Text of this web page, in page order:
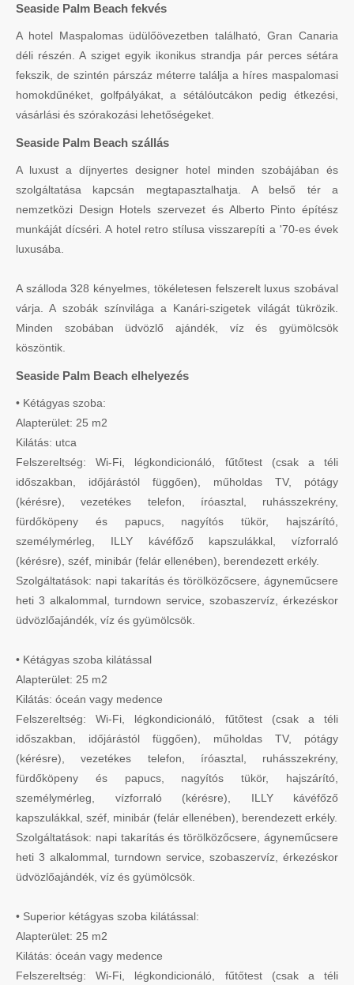
Seaside Palm Beach fekvés
A hotel Maspalomas üdülőövezetben található, Gran Canaria
déli részén. A sziget egyik ikonikus strandja pár perces sétára
fekszik, de szintén párszáz méterre találja a híres maspalomasi
homokdűnéket, golfpályákat, a sétálóutcákon pedig étkezési,
vásárlási és szórakozási lehetőségeket.
Seaside Palm Beach szállás
A luxust a díjnyertes designer hotel minden szobájában és
szolgáltatása kapcsán megtapasztalhatja. A belső tér a
nemzetközi Design Hotels szervezet és Alberto Pinto építész
munkáját dícséri. A hotel retro stílusa visszarepíti a '70-es évek
luxusába.
A szálloda 328 kényelmes, tökéletesen felszerelt luxus szobával
várja. A szobák színvilága a Kanári-szigetek világát tükrözik.
Minden szobában üdvözlő ajándék, víz és gyümölcsök
köszöntik.
Seaside Palm Beach elhelyezés
• Kétágyas szoba:
Alapterület: 25 m2
Kilátás: utca
Felszereltség: Wi-Fi, légkondicionáló, fűtőtest (csak a téli
időszakban, időjárástól függően), műholdas TV, pótágy
(kérésre), vezetékes telefon, íróasztal, ruhásszekrény,
fürdőköpeny és papucs, nagyítós tükör, hajszárító,
személymérleg, ILLY kávéfőző kapszulákkal, vízforraló
(kérésre), széf, minibár (felár ellenében), berendezett erkély.
Szolgáltatások: napi takarítás és törölközőcsere, ágyneműcsere
heti 3 alkalommal, turndown service, szobaszervíz, érkezéskor
üdvözlőajándék, víz és gyümölcsök.
• Kétágyas szoba kilátással
Alapterület: 25 m2
Kilátás: óceán vagy medence
Felszereltség: Wi-Fi, légkondicionáló, fűtőtest (csak a téli
időszakban, időjárástól függően), műholdas TV, pótágy
(kérésre), vezetékes telefon, íróasztal, ruhásszekrény,
fürdőköpeny és papucs, nagyítós tükör, hajszárító,
személymérleg, vízforraló (kérésre), ILLY kávéfőző
kapszulákkal, széf, minibár (felár ellenében), berendezett erkély.
Szolgáltatások: napi takarítás és törölközőcsere, ágyneműcsere
heti 3 alkalommal, turndown service, szobaszervíz, érkezéskor
üdvözlőajándék, víz és gyümölcsök.
• Superior kétágyas szoba kilátással:
Alapterület: 25 m2
Kilátás: óceán vagy medence
Felszereltség: Wi-Fi, légkondicionáló, fűtőtest (csak a téli